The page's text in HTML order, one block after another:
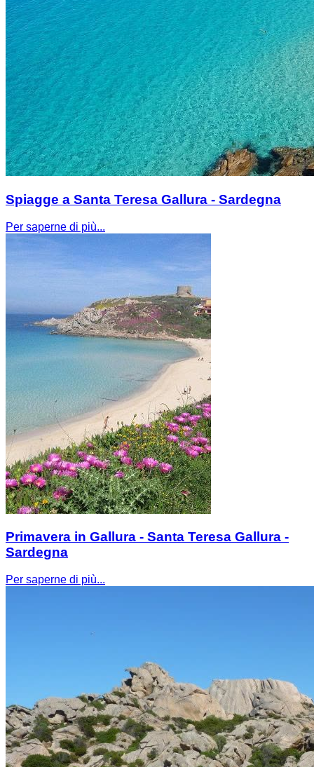
Spiagge a Santa Teresa Gallura - Sardegna
Per saperne di più...
Primavera in Gallura - Santa Teresa Gallura -
Sardegna
Per saperne di più...